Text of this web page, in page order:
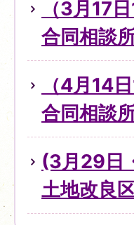
（3月17
合同相談
（4月14
合同相談
(3月29日
土地改良